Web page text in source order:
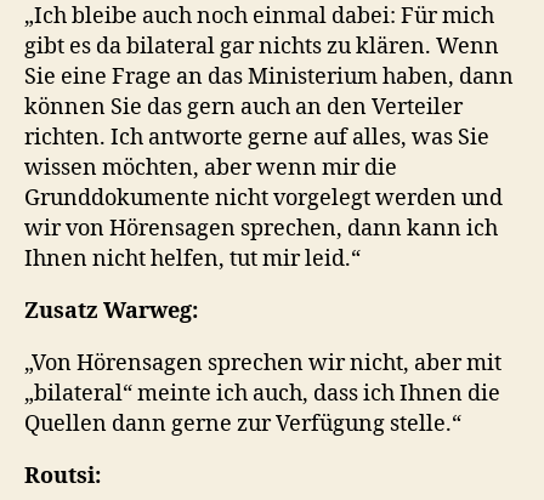
„Ich bleibe auch noch einmal dabei: Für mich
gibt es da bilateral gar nichts zu klären. Wenn
Sie eine Frage an das Ministerium haben, dann
können Sie das gern auch an den Verteiler
richten. Ich antworte gerne auf alles, was Sie
wissen möchten, aber wenn mir die
Grunddokumente nicht vorgelegt werden und
wir von Hörensagen sprechen, dann kann ich
Ihnen nicht helfen, tut mir leid.“
Zusatz Warweg:
„Von Hörensagen sprechen wir nicht, aber mit
„bilateral“ meinte ich auch, dass ich Ihnen die
Quellen dann gerne zur Verfügung stelle.“
Routsi: